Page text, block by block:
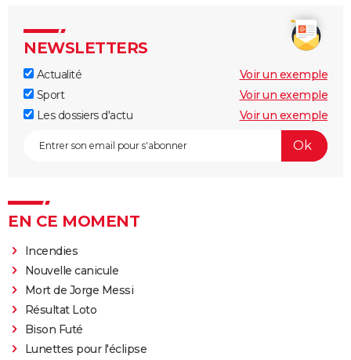
NEWSLETTERS
Actualité
Voir un exemple
Sport
Voir un exemple
Les dossiers d'actu
Voir un exemple
EN CE MOMENT
Incendies
Nouvelle canicule
Mort de Jorge Messi
Résultat Loto
Bison Futé
Lunettes pour l'éclipse